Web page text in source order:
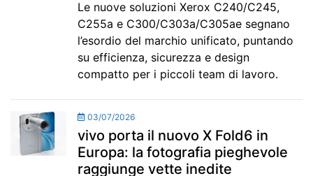
Le nuove soluzioni Xerox C240/C245,
C255a e C300/C303a/C305ae segnano
l’esordio del marchio unificato, puntando
su efficienza, sicurezza e design
compatto per i piccoli team di lavoro.
03/07/2026
vivo porta il nuovo X Fold6 in
Europa: la fotografia pieghevole
raggiunge vette inedite